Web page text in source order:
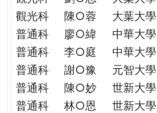
觀光科
陳○蓉 大葉大學
普通科
廖○緯 中華大學
普通科
李○庭 中華大學
普通科
謝○豫 元智大學
普通科
陳○妙 世新大學
普通科
林○恩 世新大學